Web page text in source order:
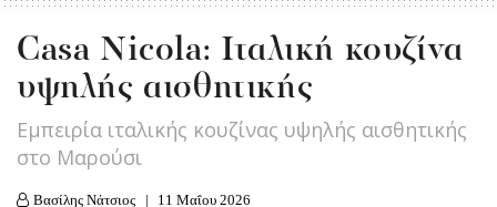
Casa Nicola: Ιταλική κουζίνα
υψηλής αισθητικής
Εμπειρία ιταλικής κουζίνας υψηλής αισθητικής
στο Μαρούσι
Βασίλης Νάτσιος 11 Μαΐου 2026